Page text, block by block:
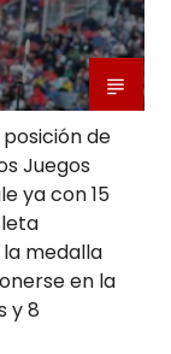
de
Juegos
ya con 15
medalla
en la
y 8